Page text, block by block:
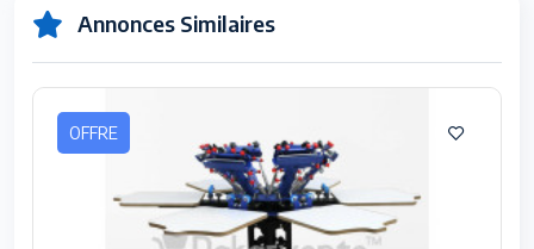
Annonces Similaires
OFFRE